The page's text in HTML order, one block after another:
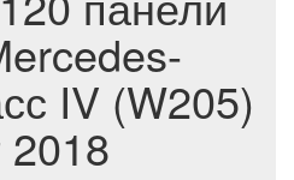
IV (W205)
2018